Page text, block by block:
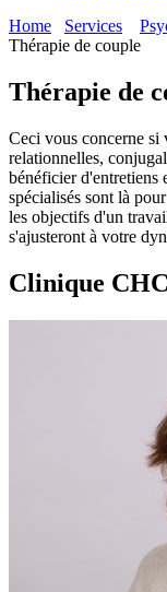
Home
Services
Thérapie de couple
Thérapie de
Ceci vous concerne si
relationnelles,
bénéficier d'entretiens
spécialisés sont là
les objectifs d'un
s'ajusteront à votre
Clinique